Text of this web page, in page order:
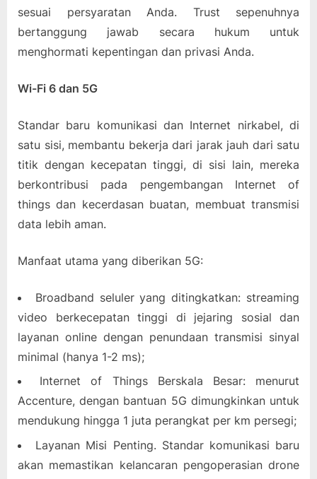
sesuai persyaratan Anda. Trust sepenuhnya
bertanggung jawab secara hukum untuk
menghormati kepentingan dan privasi Anda.
Wi-Fi 6 dan 5G
Standar baru komunikasi dan Internet nirkabel, di
satu sisi, membantu bekerja dari jarak jauh dari satu
titik dengan kecepatan tinggi, di sisi lain, mereka
berkontribusi pada pengembangan Internet of
things dan kecerdasan buatan, membuat transmisi
data lebih aman.
Manfaat utama yang diberikan 5G:
Broadband seluler yang ditingkatkan: streaming
video berkecepatan tinggi di jejaring sosial dan
layanan online dengan penundaan transmisi sinyal
minimal (hanya 1-2 ms);
Internet of Things Berskala Besar: menurut
Accenture, dengan bantuan 5G dimungkinkan untuk
mendukung hingga 1 juta perangkat per km persegi;
Layanan Misi Penting. Standar komunikasi baru
akan memastikan kelancaran pengoperasian drone